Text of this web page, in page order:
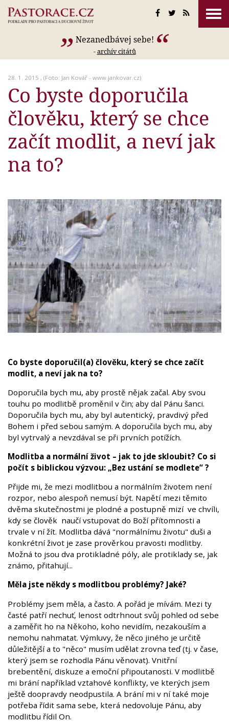
Nezanedbávej sebe!
-archív citátů
28. 1. 2015 , (Foto: Jan Kovář - www.jankovar.cz)
Co byste doporučila
člověku, který se chce
začít modlit, a neví jak
na to?
Co byste doporučil(a) člověku, který se chce začít
modlit, a neví jak na to?
Doporučila bych mu, aby prostě nějak začal. Aby svou
touhu po modlitbě proměnil v čin; aby dal Pánu šanci.
Doporučila bych mu, aby byl autentický, pravdivý před
Bohem i před sebou samým. A doporučila bych mu, aby
byl vytrvalý a nevzdával se při prvních potížích.
Modlitba a normální život – jak to jde skloubit? Co si
počít s biblickou výzvou: „Bez ustání se modlete“ ?
Přijde mi, že mezi modlitbou a normálním životem není
rozpor, nebo alespoň nemusí být. Napětí mezi těmito
dvěma skutečnostmi je plodné a postupně mizí ve chvíli,
kdy se člověk naučí vstupovat do Boží přítomnosti a
trvale v ní žít. Modlitba dává "normálnímu životu" duši a
konkrétní život je zase prověrkou pravosti modlitby.
Možná to jsou dva protikladné póly, ale protiklady se, jak
známo, přitahují...
Měla jste někdy s modlitbou problémy? Jaké?
Problémy jsem měla, a často. A pořád je mívám. Mezi ty
časté patří nechuť, lenost odtrhnout svůj pohled od sebe
a zaměřit ho na Někoho, koho nevidím, nezakouším a
nemohu nahmatat. Výmluvy, že něco jiného je určitě
důležitější a to "něco" musím udělat zrovna teď (tj. v čase,
který jsem se rozhodla Pánu věnovat). Vnitřní
brebentění, diskuze a emoční připoutanosti. V modlitbě
mi brání například vztahové konflikty, ve kterých jsem
ještě doopravdy neodpustila. A brání mi v ní také moje
potřeba řídit sama sebe, která nedovoluje Pánu, aby
modlitbu řídil On.